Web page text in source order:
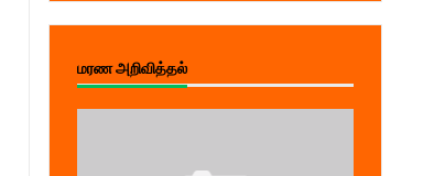
மரண அறிவித்தல்